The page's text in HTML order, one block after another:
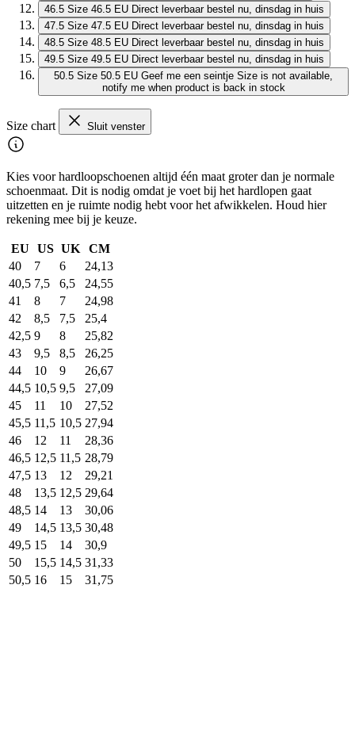
46.5 Size 46.5 EU Direct leverbaar bestel nu, dinsdag in huis
47.5 Size 47.5 EU Direct leverbaar bestel nu, dinsdag in huis
48.5 Size 48.5 EU Direct leverbaar bestel nu, dinsdag in huis
49.5 Size 49.5 EU Direct leverbaar bestel nu, dinsdag in huis
50.5 Size 50.5 EU Geef me een seintje Size is not available,
notify me when product is back in stock
Size chart Sluit venster
Kies voor hardloopschoenen altijd één maat groter dan je normale
schoenmaat. Dit is nodig omdat je voet bij het hardlopen gaat
uitzetten en je ruimte nodig hebt voor het afwikkelen. Houd hier
rekening mee bij je keuze.
EU US UK
CM
40
7 6
24,13
40,5 7,5 6,5
24,55
41
8 7
24,98
42
8,5 7,5
25,4
42,5 9 8
25,82
43
9,5 8,5
26,25
44
10 9
26,67
44,5 10,5 9,5
27,09
45
11 10
27,52
45,5 11,5 10,5 27,94
46
12 11
28,36
46,5 12,5 11,5 28,79
47,5 13 12
29,21
48
13,5 12,5 29,64
48,5 14 13
30,06
49
14,5 13,5 30,48
49,5 15 14
30,9
50
15,5 14,5 31,33
50,5 16 15 31,75